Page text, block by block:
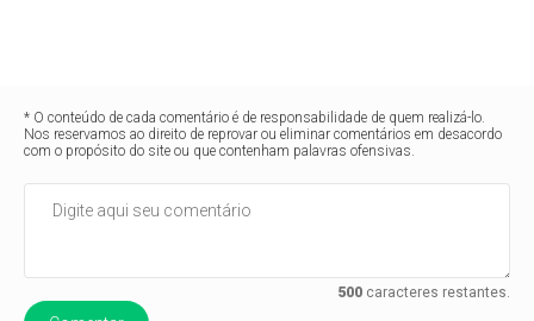
* O conteúdo de cada comentário é de responsabilidade de quem realizá-lo.
Nos reservamos ao direito de reprovar ou eliminar comentários em desacordo
com o propósito do site ou que contenham palavras ofensivas.
500caracteres restantes.